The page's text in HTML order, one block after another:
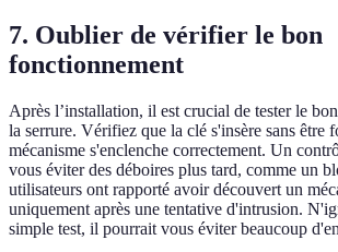
7. Oublier de vérifier le bon
fonctionnement
Après l’installation, il est crucial de tester le
la serrure. Vérifiez que la clé s'insère sans être
mécanisme s'enclenche correctement. Un
vous éviter des déboires plus tard, comme un
utilisateurs ont rapporté avoir découvert un
uniquement après une tentative d'intrusion.
simple test, il pourrait vous éviter beaucoup